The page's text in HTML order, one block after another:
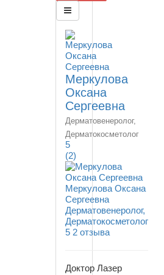
заполнить форму онлайн
Меркулова
Оксана
Сергеевна
Дерматовенеролог,
Дерматокосметолог
5
(2)
Меркулова Оксана
Сергеевна
Дерматовенеролог,
Дерматокосметолог
5 2 отзыва
Доктор Лазер